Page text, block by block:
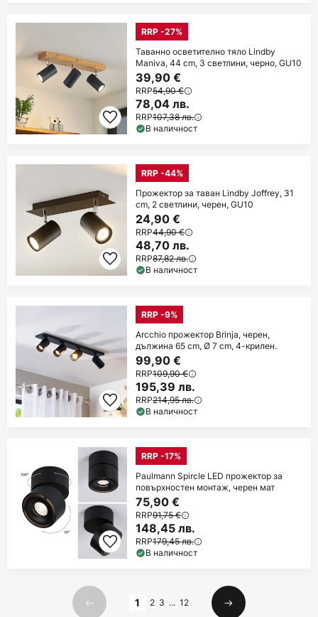
RRP -27%
Таванно осветително тяло Lindby
Maniva, 44 cm, 3 светлини, черно, GU10
39,90 €
RRP54,90 €
78,04 лв.
RRP107,38 лв.
В наличност
RRP -44%
Прожектор за таван Lindby Joffrey, 31
cm, 2 светлини, черен, GU10
24,90 €
RRP44,90 €
48,70 лв.
RRP87,82 лв.
В наличност
RRP -9%
Arcchio прожектор Brinja, черен,
дължина 65 cm, Ø 7 cm, 4-крилен.
99,90 €
RRP109,90 €
195,39 лв.
RRP214,95 лв.
В наличност
RRP -17%
Paulmann Spircle LED прожектор за
повърхностен монтаж, черен мат
75,90 €
RRP91,75 €
148,45 лв.
RRP179,45 лв.
В наличност
Предишна
1 2 3 ... 12
Следваща